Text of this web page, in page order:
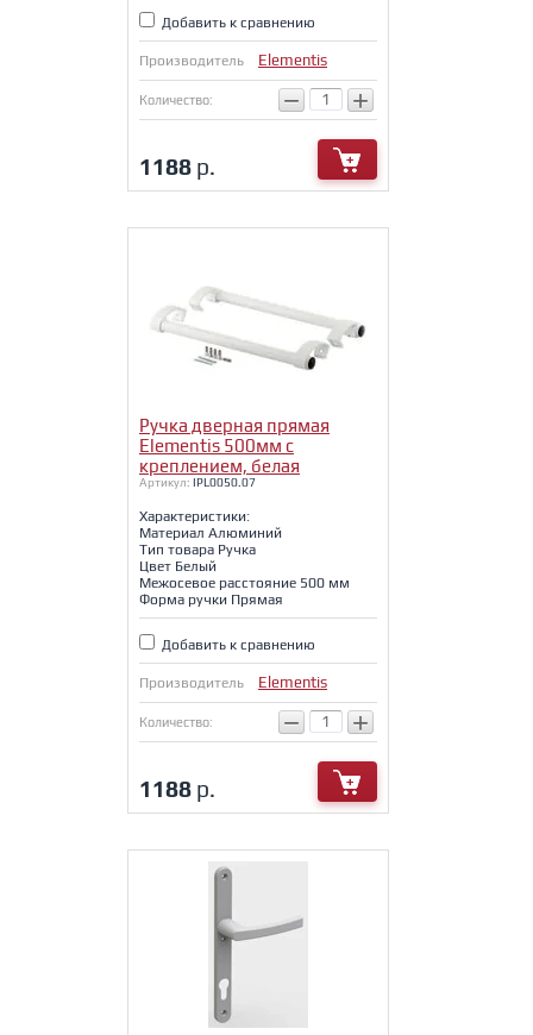
Добавить к сравнению
Производитель Elementis
Количество: − +
1188 р.
Ручка дверная прямая
Elementis 500мм с
креплением, белая
Артикул: IPL0050.07
Характеристики:
Материал Алюминий
Тип товара Ручка
Цвет Белый
Межосевое расстояние 500 мм
Форма ручки Прямая
Добавить к сравнению
Производитель Elementis
Количество: − +
1188 р.